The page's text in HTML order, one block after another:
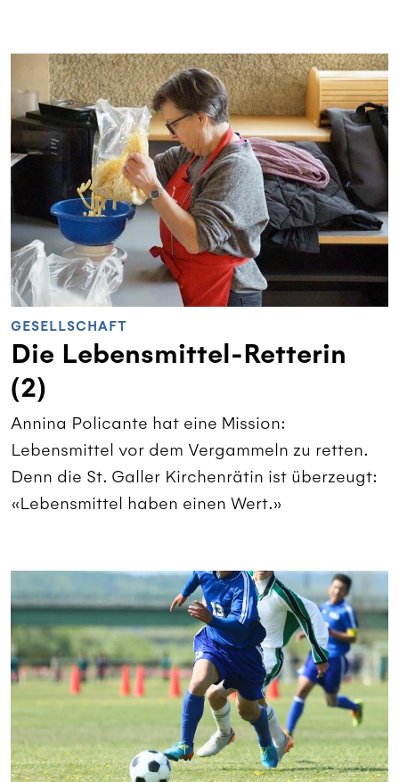
GESELLSCHAFT
Die Lebensmittel-Retterin
(2)
Annina Policante hat eine Mission:
Lebensmittel vor dem Vergammeln zu retten.
Denn die St. Galler Kirchenrätin ist überzeugt:
«Lebensmittel haben einen Wert.»